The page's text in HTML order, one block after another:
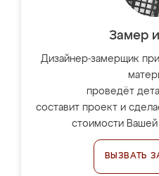
Замер
Дизайнер-замерщик
проведёт
составит проект и
стоимости
ВЫЗВАТЬ